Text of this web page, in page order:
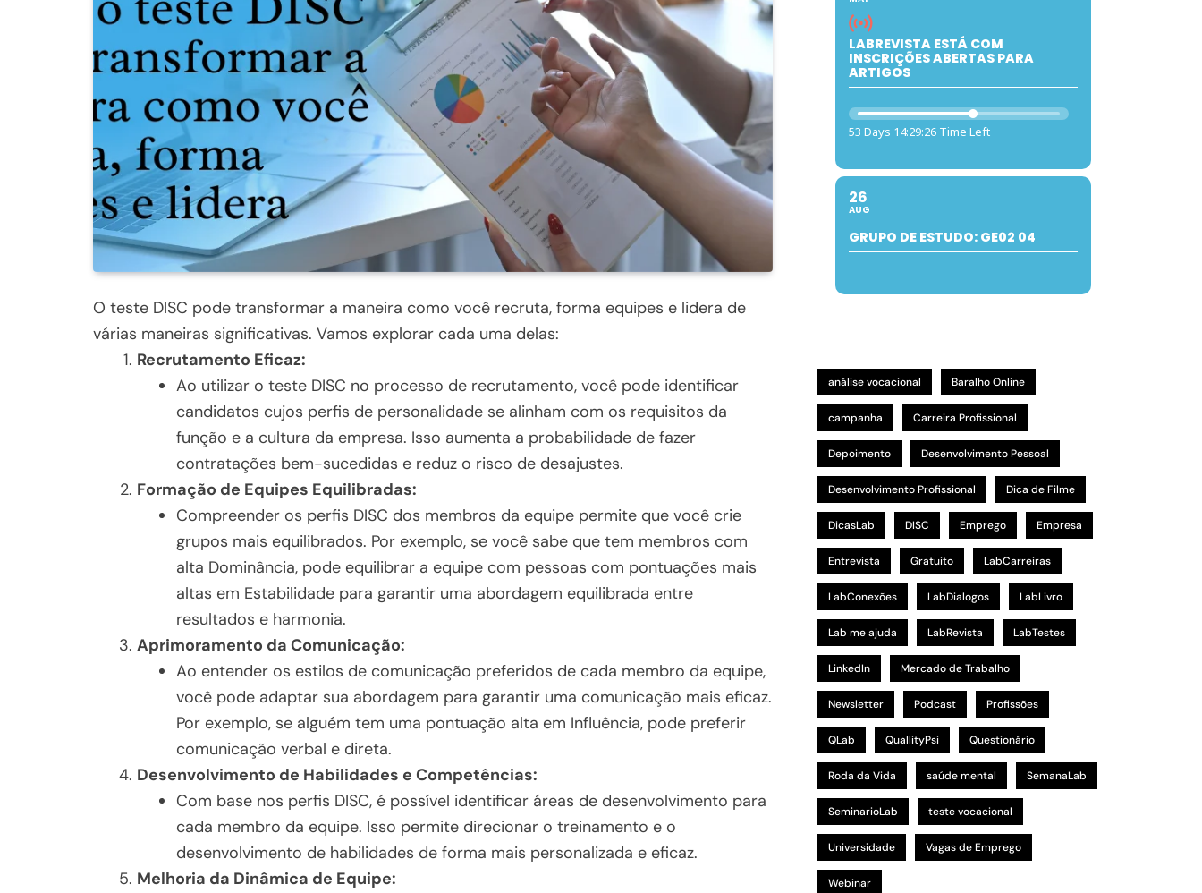
O teste DISC pode transformar a maneira como você recruta, forma equipes e lidera de
várias maneiras significativas. Vamos explorar cada uma delas:
Recrutamento Eficaz:
Ao utilizar o teste DISC no processo de recrutamento, você pode identificar
candidatos cujos perfis de personalidade se alinham com os requisitos da
função e a cultura da empresa. Isso aumenta a probabilidade de fazer
contratações bem-sucedidas e reduz o risco de desajustes.
Formação de Equipes Equilibradas:
Compreender os perfis DISC dos membros da equipe permite que você crie
grupos mais equilibrados. Por exemplo, se você sabe que tem membros com
alta Dominância, pode equilibrar a equipe com pessoas com pontuações mais
altas em Estabilidade para garantir uma abordagem equilibrada entre
resultados e harmonia.
Aprimoramento da Comunicação:
Ao entender os estilos de comunicação preferidos de cada membro da equipe,
você pode adaptar sua abordagem para garantir uma comunicação mais eficaz.
Por exemplo, se alguém tem uma pontuação alta em Influência, pode preferir
comunicação verbal e direta.
Desenvolvimento de Habilidades e Competências:
Com base nos perfis DISC, é possível identificar áreas de desenvolvimento para
cada membro da equipe. Isso permite direcionar o treinamento e o
desenvolvimento de habilidades de forma mais personalizada e eficaz.
Melhoria da Dinâmica de Equipe:
LABREVISTA ESTÁ COM
INSCRIÇÕES ABERTAS PARA
ARTIGOS
53 Days 14:29:25 Time Left
26
AUG
GRUPO DE ESTUDO: GE02 04
análise vocacional Baralho Online
campanha Carreira Profissional
Depoimento Desenvolvimento Pessoal
Desenvolvimento Profissional Dica de Filme
DicasLab DISC Emprego Empresa
Entrevista Gratuito LabCarreiras
LabConexões LabDialogos LabLivro
Lab me ajuda LabRevista LabTestes
LinkedIn Mercado de Trabalho
Newsletter Podcast Profissões
QLab QuallityPsi Questionário
Roda da Vida saúde mental SemanaLab
SeminarioLab teste vocacional
Universidade Vagas de Emprego
Webinar